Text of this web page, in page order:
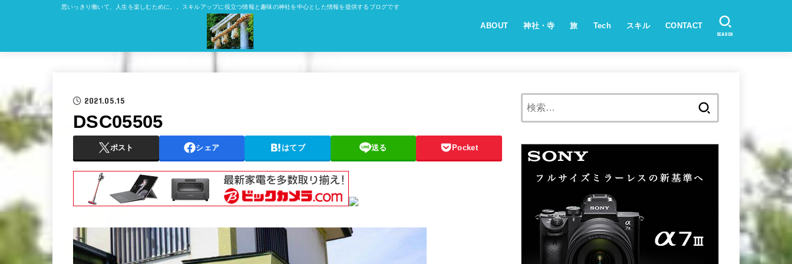
思いっきり働いて、人生を楽しむために。。スキルアップに役立つ情報と趣味の神社を中心とした情報を提供するブログです
ABOUT 神社・寺 旅 Tech スキル CONTACT
SEARCH
2021.05.15
DSC05505
ポスト シェア はてブ 送る Pocket